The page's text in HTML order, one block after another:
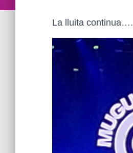
La lluita continua….